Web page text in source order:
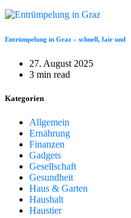
Entrümpelung in Graz – schnell, fair und
27. August 2025
3 min read
Kategorien
Allgemein
Ernährung
Finanzen
Gadgets
Gesellschaft
Gesundheit
Haus & Garten
Haushalt
Haustier